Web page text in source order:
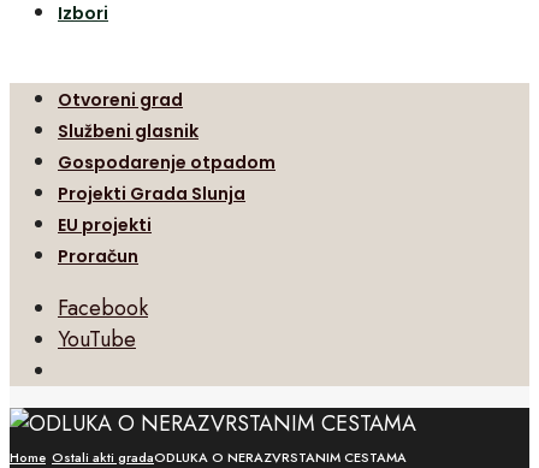
Izbori
Otvoreni grad
Službeni glasnik
Gospodarenje otpadom
Projekti Grada Slunja
EU projekti
Proračun
Facebook
YouTube
Search
Window
Home Ostali akti gradaODLUKA O NERAZVRSTANIM CESTAMA